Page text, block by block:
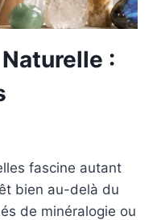
:
fascine autant
bien au-delà du
de minéralogie ou